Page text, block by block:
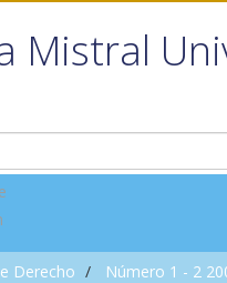
Mistral
Derecho Número 1 - 2